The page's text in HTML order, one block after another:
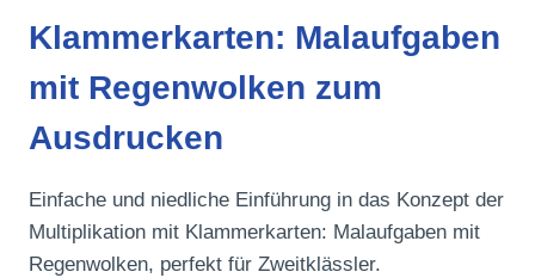
Klammerkarten: Malaufgaben
mit Regenwolken zum
Ausdrucken
Einfache und niedliche Einführung in das Konzept der
Multiplikation mit Klammerkarten: Malaufgaben mit
Regenwolken, perfekt für Zweitklässler.